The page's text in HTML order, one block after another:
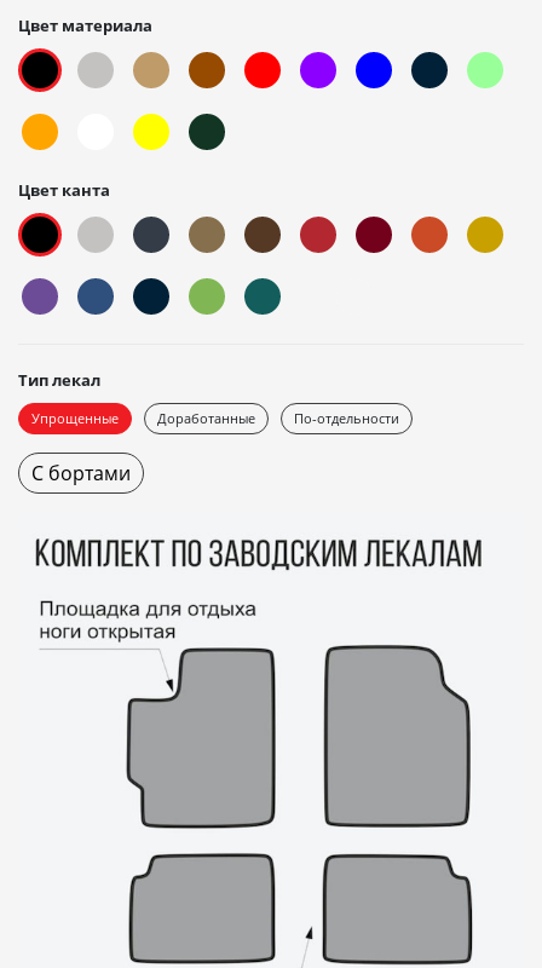
Цвет материала
Цвет канта
Тип лекал
Упрощенные Доработанные По-отдельности
С бортами